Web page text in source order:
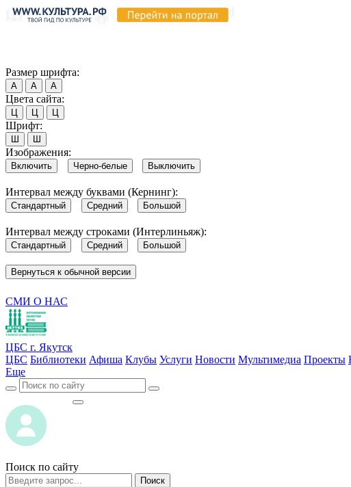
Размер шрифта:
А А А
Цвета сайта:
Ц Ц Ц
Шрифт:
Ш Ш
Изображения:
Включить Черно-белые Выключить
Интервал между буквами (Кернинг):
Стандартный Средний Большой
Интервал между строками (Интерлиньяж):
Стандартный Средний Большой
Вернуться к обычной версии
СМИ О НАС
ЦБС г. Якутск
ЦБС Библиотеки Афиша Клубы Услуги Новости Мультимедиа Проекты
Еще
Поиск по сайту
Поиск